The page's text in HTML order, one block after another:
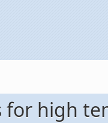
for high